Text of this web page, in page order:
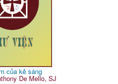
của kẻ sáng
De Mello, SJ